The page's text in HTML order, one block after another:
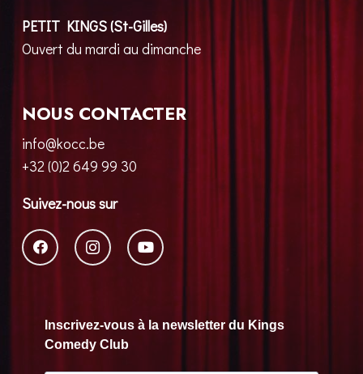
PETIT KINGS (St-Gilles)
Ouvert du mardi au dimanche
NOUS CONTACTER
info@kocc.be
+32 (0)2 649 99 30
Suivez-nous sur
Inscrivez-vous à la newsletter du Kings
Comedy Club